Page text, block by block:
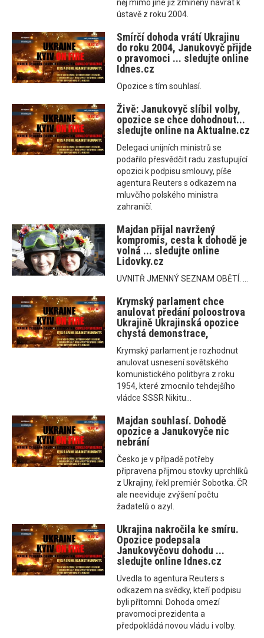
něj mimo jiné již zmíněný návrat k
ústavě z roku 2004.
Smírčí dohoda vrátí Ukrajinu
do roku 2004, Janukovyč přijde
o pravomoci ... sledujte online
Idnes.cz
Opozice s tím souhlasí.
Živě: Janukovyč slíbil volby,
opozice se chce dohodnout...
sledujte online na Aktualne.cz
Delegaci unijních ministrů se
podařilo přesvědčit radu zastupující
opozici k podpisu smlouvy, píše
agentura Reuters s odkazem na
mluvčího polského ministra
zahraničí.
Majdan přijal navržený
kompromis, cesta k dohodě je
volná ... sledujte online
Lidovky.cz
UVNITŘ JMENNÝ SEZNAM OBĚTÍ. ...
Krymský parlament chce
anulovat předání poloostrova
Ukrajině Ukrajinská opozice
chystá demonstrace,
Krymský parlament je rozhodnut
anulovat usnesení sovětského
komunistického politbyra z roku
1954, které zmocnilo tehdejšího
vládce SSSR Nikitu...
Majdan souhlasí. Dohodě
opozice a Janukovyče nic
nebrání
Česko je v případě potřeby
připravena přijmou stovky uprchlíků
z Ukrajiny, řekl premiér Sobotka. ČR
ale neeviduje zvýšení počtu
žadatelů o azyl.
Ukrajina nakročila ke smíru.
Opozice podepsala
Janukovyčovu dohodu ...
sledujte online Idnes.cz
Uvedla to agentura Reuters s
odkazem na svědky, kteří podpisu
byli přítomni. Dohoda omezí
pravomoci prezidenta a
předpokládá novou vládu i volby.